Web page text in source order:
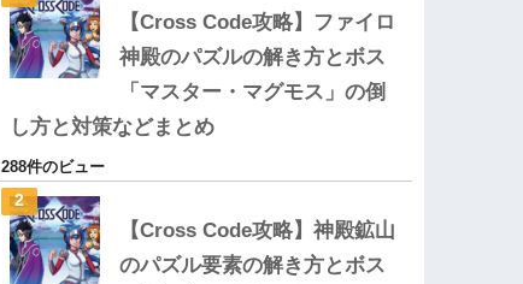
【Cross Code攻略】ファイロ
神殿のパズルの解き方とボス
「マスター・マグモス」の倒
し方と対策などまとめ
288件のビュー
【Cross Code攻略】神殿鉱山
のパズル要素の解き方とボス